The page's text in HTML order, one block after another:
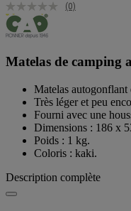
(0)
Matelas de camping
Matelas
Très léger et peu
Fourni avec une
Dimensions : 186 x
Poids : 1 kg.
Coloris : kaki.
Description complète